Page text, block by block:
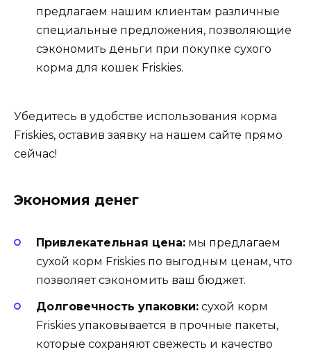
предлагаем нашим клиентам различные
специальные предложения, позволяющие
сэкономить деньги при покупке сухого
корма для кошек Friskies.
Убедитесь в удобстве использования корма
Friskies, оставив заявку на нашем сайте прямо
сейчас!
Экономия денег
Привлекательная цена: мы предлагаем
сухой корм Friskies по выгодным ценам, что
позволяет сэкономить ваш бюджет.
Долговечность упаковки: сухой корм
Friskies упаковывается в прочные пакеты,
которые сохраняют свежесть и качество